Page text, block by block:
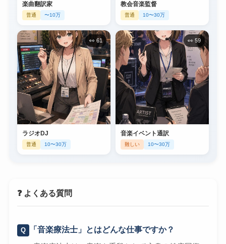
楽曲翻訳家
普通 〜10万
教会音楽監督
普通 10〜30万
👀 61
ラジオDJ
普通 10〜30万
👀 59
音楽イベント通訳
難しい 10〜30万
❓ よくある質問
「音楽療法士」とはどんな仕事ですか？